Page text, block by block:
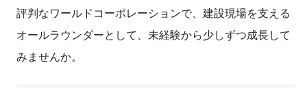
評判なワールドコーポレーションで、建設現場を支える
オールラウンダーとして、未経験から少しずつ成長して
みませんか。